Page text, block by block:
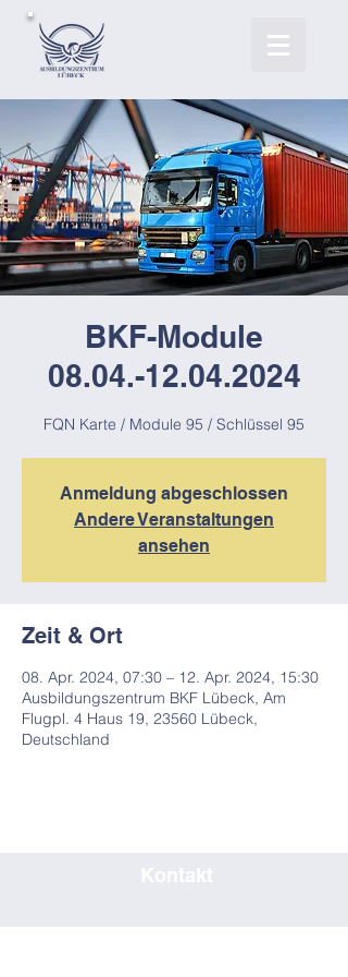
BKF-Module
08.04.-12.04.2024
FQN Karte / Module 95 / Schlüssel 95
Anmeldung abgeschlossen
Andere Veranstaltungen
ansehen
Zeit & Ort
08. Apr. 2024, 07:30 – 12. Apr. 2024, 15:30
Ausbildungszentrum BKF Lübeck, Am
Flugpl. 4 Haus 19, 23560 Lübeck,
Deutschland